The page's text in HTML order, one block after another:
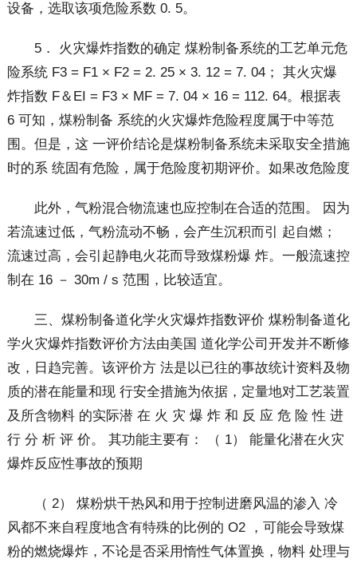
设备，选取该项危险系数 0. 5。
5． 火灾爆炸指数的确定 煤粉制备系统的工艺单元危
险系统 F3 = F1 × F2 = 2. 25 × 3. 12 = 7. 04； 其火灾爆
炸指数 F＆EI = F3 × MF = 7. 04 × 16 = 112. 64。根据表
6 可知，煤粉制备 系统的火灾爆炸危险程度属于中等范
围。但是，这 一评价结论是煤粉制备系统未采取安全措施
时的系 统固有危险，属于危险度初期评价。如果改危险度
此外，气粉混合物流速也应控制在合适的范围。 因为
若流速过低，气粉流动不畅，会产生沉积而引 起自燃；
流速过高，会引起静电火花而导致煤粉爆 炸。一般流速控
制在 16 － 30m / s 范围，比较适宜。
三、煤粉制备道化学火灾爆炸指数评价 煤粉制备道化
学火灾爆炸指数评价方法由美国 道化学公司开发并不断修
改，日趋完善。该评价方 法是以已往的事故统计资料及物
质的潜在能量和现 行安全措施为依据，定量地对工艺装置
及所含物料 的实际潜 在 火 灾 爆 炸 和 反 应 危 险 性 进
行 分 析 评 价。 其功能主要有： （ 1） 能量化潜在火灾
爆炸反应性事故的预期
（ 2） 煤粉烘干热风和用于控制进磨风温的渗入 冷
风都不来自程度地含有特殊的比例的 O2 ，可能会导致煤
粉的燃烧爆炸，不论是否采用惰性气体置换，物料 处理与